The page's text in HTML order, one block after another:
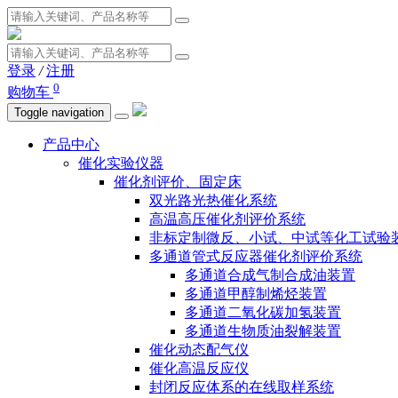
登录 / 注册
购物车 0
Toggle navigation
产品中心
催化实验仪器
催化剂评价、固定床
双光路光热催化系统
高温高压催化剂评价系统
非标定制微反、小试、中试等化工试验
多通道管式反应器催化剂评价系统
多通道合成气制合成油装置
多通道甲醇制烯烃装置
多通道二氧化碳加氢装置
多通道生物质油裂解装置
催化动态配气仪
催化高温反应仪
封闭反应体系的在线取样系统